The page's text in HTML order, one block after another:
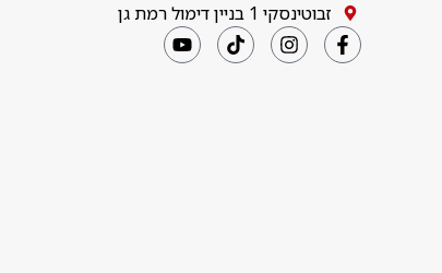
זבוטינסקי 1 בניין דימול רמת גן